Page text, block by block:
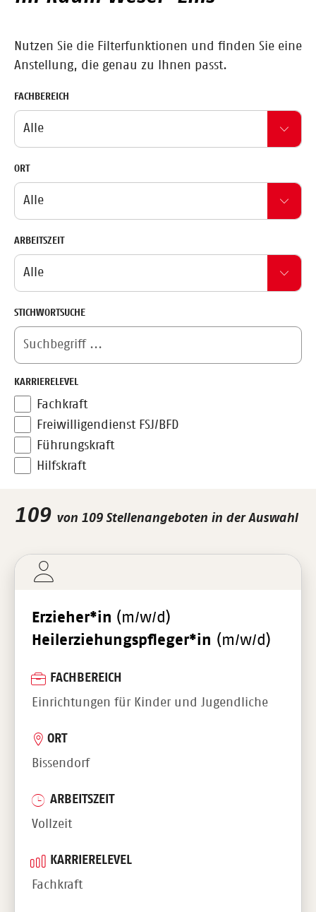
Nutzen Sie die Filterfunktionen und finden Sie eine
Anstellung, die genau zu Ihnen passt.
FACHBEREICH
ORT
ARBEITSZEIT
STICHWORTSUCHE
KARRIERELEVEL
Fachkraft
Freiwilligendienst FSJ/BFD
Führungskraft
Hilfskraft
109 von 109 Stellenangeboten in der Auswahl
Erzieher*in (m/w/d)
Heilerziehungspfleger*in (m/w/d)
FACHBEREICH
Einrichtungen für Kinder und Jugendliche
ORT
Bissendorf
ARBEITSZEIT
Vollzeit
KARRIERELEVEL
Fachkraft